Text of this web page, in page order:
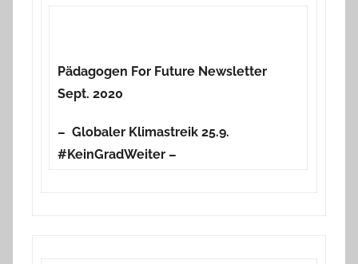
Pädagogen For Future Newsletter
Sept. 2020
– Globaler Klimastreik 25.9.
#KeinGradWeiter –